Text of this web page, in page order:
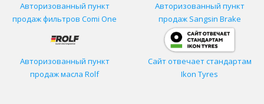
Авторизованный пункт
продаж фильтров Comi One
Авторизованный пункт
продаж Sangsin Brake
Авторизованный пункт
продаж масла Rolf
Сайт отвечает стандартам
Ikon Tyres